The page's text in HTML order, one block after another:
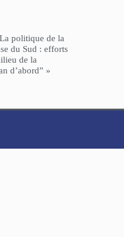
politique de la
du Sud : efforts
de la
d’abord” »